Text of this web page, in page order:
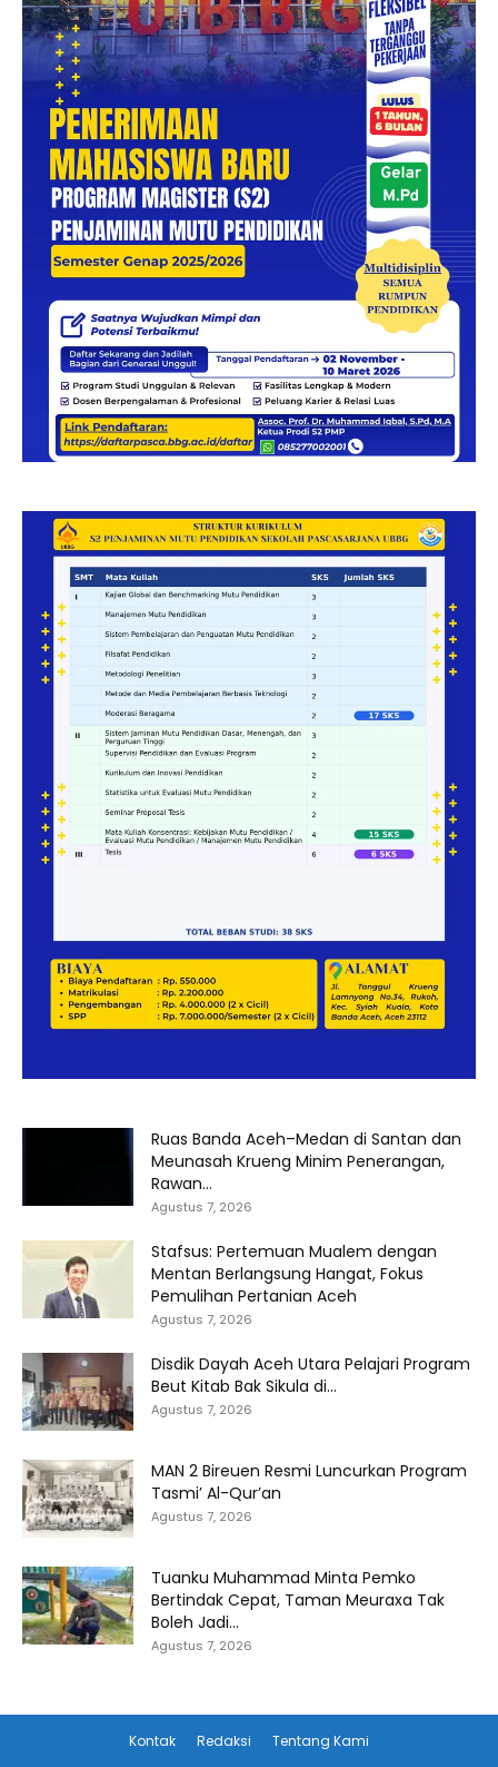
Ruas Banda Aceh–Medan di Santan dan
Meunasah Krueng Minim Penerangan,
Rawan...
Agustus 7, 2026
Stafsus: Pertemuan Mualem dengan
Mentan Berlangsung Hangat, Fokus
Pemulihan Pertanian Aceh
Agustus 7, 2026
Disdik Dayah Aceh Utara Pelajari Program
Beut Kitab Bak Sikula di...
Agustus 7, 2026
MAN 2 Bireuen Resmi Luncurkan Program
Tasmi’ Al-Qur’an
Agustus 7, 2026
Tuanku Muhammad Minta Pemko
Bertindak Cepat, Taman Meuraxa Tak
Boleh Jadi...
Agustus 7, 2026
Kontak Redaksi Tentang Kami